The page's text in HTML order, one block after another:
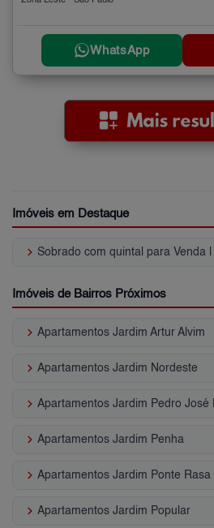
WhatsApp
Imóveis em Destaque
keyboard_arrow_right Sobrado com quintal para Venda
Imóveis de Bairros Próximos
keyboard_arrow_right Apartamentos Jardim Artur Alvim
keyboard_arrow_right Apartamentos Jardim Nordeste
keyboard_arrow_right Apartamentos Jardim Pedro José
keyboard_arrow_right Apartamentos Jardim Penha
keyboard_arrow_right Apartamentos Jardim Ponte Rasa
keyboard_arrow_right Apartamentos Jardim Popular